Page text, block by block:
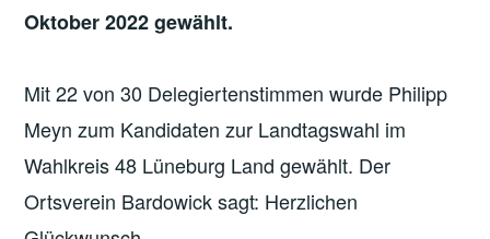
Oktober 2022 gewählt.
Mit 22 von 30 Delegiertenstimmen wurde Philipp
Meyn zum Kandidaten zur Landtagswahl im
Wahlkreis 48 Lüneburg Land gewählt. Der
Ortsverein Bardowick sagt: Herzlichen